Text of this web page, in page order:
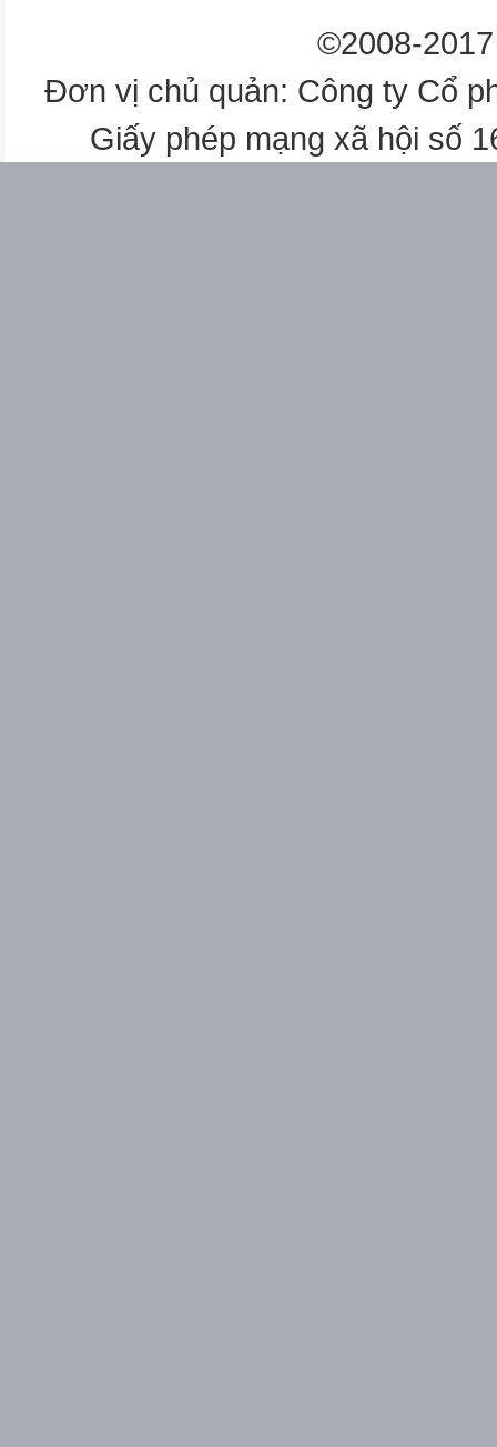
©2008-
Đơn vị chủ quản: Công ty Cổ
Giấy phép mạng xã hội số